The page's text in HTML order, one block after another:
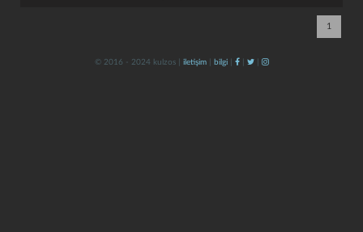
1
kaydet
© 2016 - 2024 kulzos | iletişim| bilgi| | |